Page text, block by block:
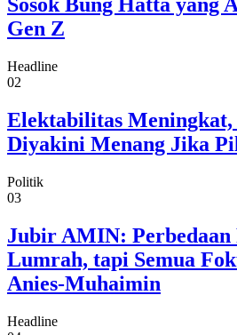
Sosok Bung Hatta yang
Gen Z
Headline
02
Elektabilitas
Diyakini Menang Jika
Politik
03
Jubir AMIN: Perbedaan
Lumrah, tapi Semua
Anies-Muhaimin
Headline